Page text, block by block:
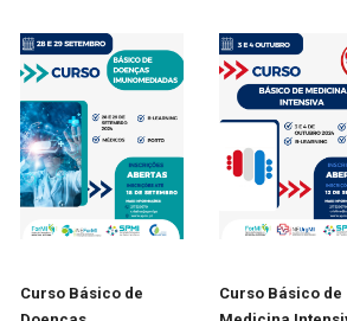
Curso Básico de
Curso Básico de